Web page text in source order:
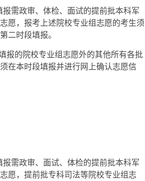
需政审、体检、面试的提前批本科军
愿，报考上述院校专业组志愿的考生须
二时段填报。
报的院校专业组志愿外的其他所有各批
在本时段填报并进行网上确认志愿信
需政审、面试、体检的提前批本科军
愿，提前批专科司法等院校专业组志